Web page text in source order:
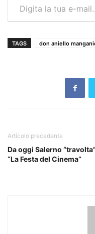
TAGS don aniello
Articolo precedente
Da oggi Salerno
“La Festa del Cinema”